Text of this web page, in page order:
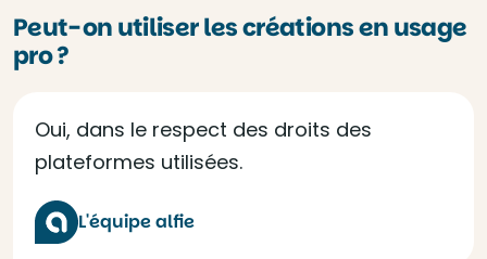
Peut-on utiliser les créations en usage
pro ?
Oui, dans le respect des droits des
plateformes utilisées.
L'équipe alfie